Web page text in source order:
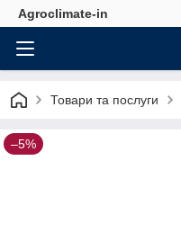
Agroclimate-in
Товари та послуги
–5%